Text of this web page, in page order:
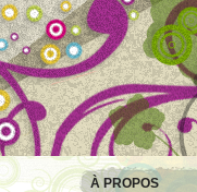
À PROPOS